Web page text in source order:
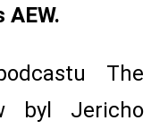
The
byl Jericho